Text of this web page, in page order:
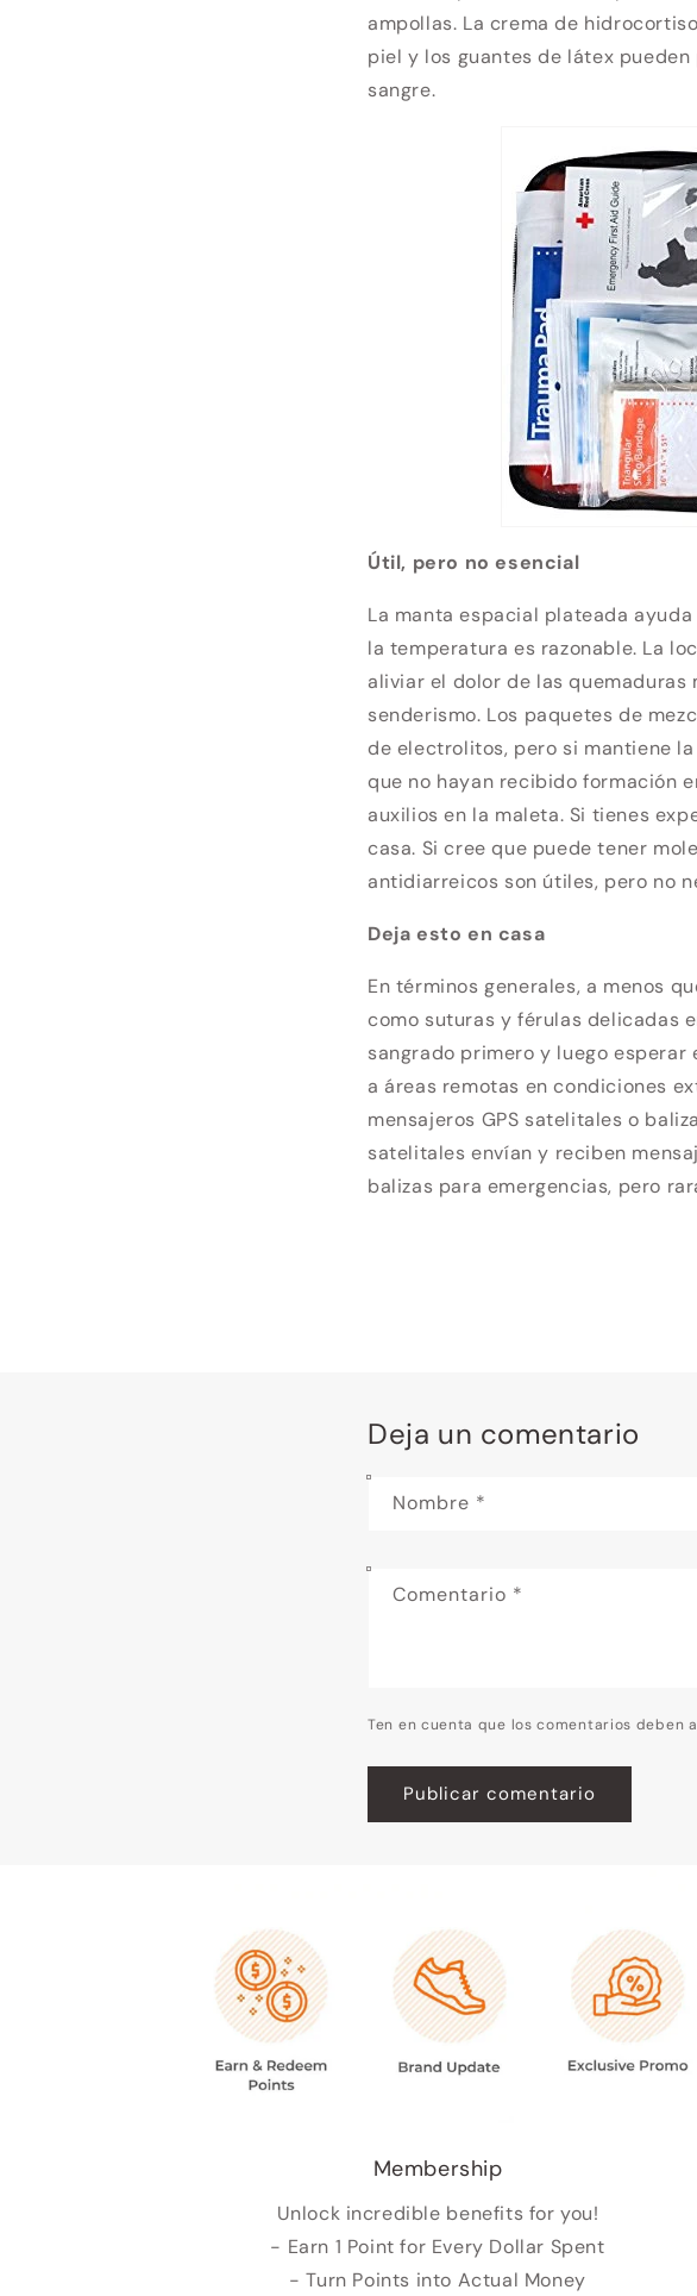
ampollas. La crema de
piel y los guantes de látex
sangre.
Útil, pero no esencial
La manta espacial plateada
la temperatura es razonable. La
aliviar el dolor de las quemaduras
senderismo. Los paquetes de
de electrolitos, pero si mantiene
que no hayan recibido formación
auxilios en la maleta. Si tienes
casa. Si cree que puede tener
antidiarreicos son útiles, pero no
Deja esto en casa
En términos generales, a menos
como suturas y férulas delicadas
sangrado primero y luego esperar
a áreas remotas en condiciones
mensajeros GPS satelitales o
satelitales envían y reciben
balizas para emergencias, pero
Deja un comentario
Nombre *
Comentario *
Ten en cuenta que los comentarios deben
Membership
Unlock incredible benefits for you!
- Earn 1 Point for Every Dollar Spent
- Turn Points into Actual Money